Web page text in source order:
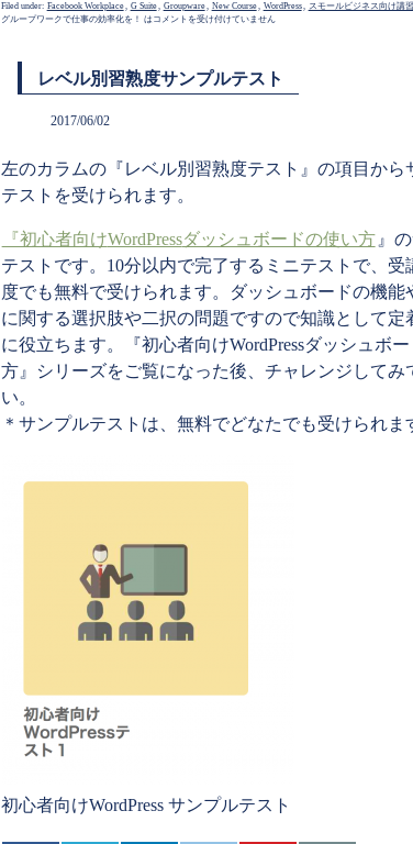
Filed under: Facebook Workplace, G Suite, Groupware, New Course, WordPress, スモールビジネス向け講習
グループワークで仕事の効率化を！ は コメントを受け付けていません
レベル別習熟度サンプルテスト
2017/06/02
左のカラムの『レベル別習熟度テスト』の項目から
テストを受けられます。
『初心者向けWordPressダッシュボードの使い方 』
テストです。10分以内で完了するミニテストで、受
度でも無料で受けられます。ダッシュボードの機能
に関する選択肢や二択の問題ですので知識として定
に役立ちます。『初心者向けWordPressダッシュボ
方』シリーズをご覧になった後、チャレンジしてみ
い。
＊サンプルテストは、無料でどなたでも受けられま
初心者向けWordPress サンプルテスト